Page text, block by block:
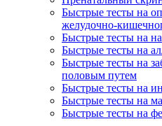
Быстрые тесты на
желудочно-
Быстрые тесты на
Быстрые тесты на
Быстрые тесты на
половым путем
Быстрые тесты на
Быстрые тесты на
Быстрые тесты на